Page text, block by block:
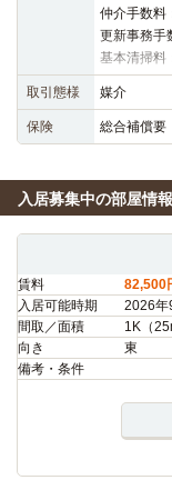
仲介手数料
更新事務
基本清掃
取引態様 媒介
保険 総合補償要
入居募集中の部屋情報
賃料
82,500
入居可能時期
2026年
間取／面積
1K（
向き
東
備考・条件